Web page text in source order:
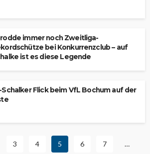
immer noch Zweitliga-
bei Konkurrenzclub – auf
ist es diese Legende
Schalker Flick beim VfL Bochum auf der
3 4 5 6 7 …